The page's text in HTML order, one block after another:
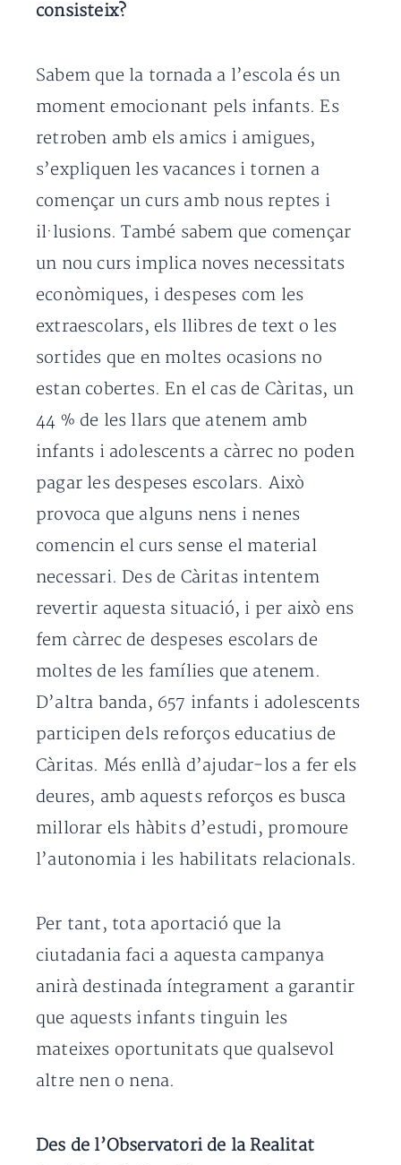
consisteix?
Sabem que la tornada a l’escola és un
moment emocionant pels infants. Es
retroben amb els amics i amigues,
s’expliquen les vacances i tornen a
començar un curs amb nous reptes i
il·lusions. També sabem que començar
un nou curs implica noves necessitats
econòmiques, i despeses com les
extraescolars, els llibres de text o les
sortides que en moltes ocasions no
estan cobertes. En el cas de Càritas, un
44 % de les llars que atenem amb
infants i adolescents a càrrec no poden
pagar les despeses escolars. Això
provoca que alguns nens i nenes
comencin el curs sense el material
necessari. Des de Càritas intentem
revertir aquesta situació, i per això ens
fem càrrec de despeses escolars de
moltes de les famílies que atenem.
D’altra banda, 657 infants i adolescents
participen dels reforços educatius de
Càritas. Més enllà d’ajudar-los a fer els
deures, amb aquests reforços es busca
millorar els hàbits d’estudi, promoure
l’autonomia i les habilitats relacionals.
Per tant, tota aportació que la
ciutadania faci a aquesta campanya
anirà destinada íntegrament a garantir
que aquests infants tinguin les
mateixes oportunitats que qualsevol
altre nen o nena.
Des de l’Observatori de la Realitat